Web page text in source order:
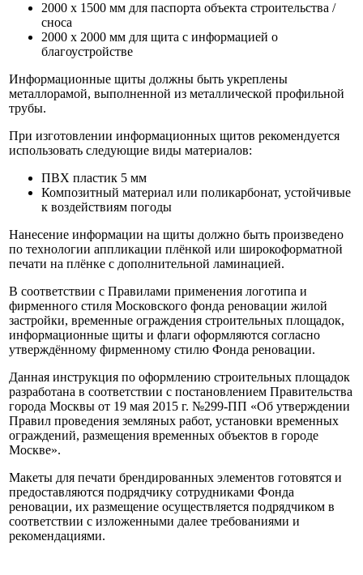
2000 х 1500 мм для паспорта объекта строительства /
сноса
2000 х 2000 мм для щита с информацией о
благоустройстве
Информационные щиты должны быть укреплены
металлорамой, выполненной из металлической профильной
трубы.
При изготовлении информационных щитов рекомендуется
использовать следующие виды материалов:
ПВХ пластик 5 мм
Композитный материал или поликарбонат, устойчивые
к воздействиям погоды
Нанесение информации на щиты должно быть произведено
по технологии аппликации плёнкой или широкоформатной
печати на плёнке с дополнительной ламинацией.
В соответствии с Правилами применения логотипа и
фирменного стиля Московского фонда реновации жилой
застройки, временные ограждения строительных площадок,
информационные щиты и флаги оформляются согласно
утверждённому фирменному стилю Фонда реновации.
Данная инструкция по оформлению строительных площадок
разработана в соответствии с постановлением Правительства
города Москвы от 19 мая 2015 г. №299-ПП «Об утверждении
Правил проведения земляных работ, установки временных
ограждений, размещения временных объектов в городе
Москве».
Макеты для печати брендированных элементов готовятся и
предоставляются подрядчику сотрудниками Фонда
реновации, их размещение осуществляется подрядчиком в
соответствии с изложенными далее требованиями и
рекомендациями.